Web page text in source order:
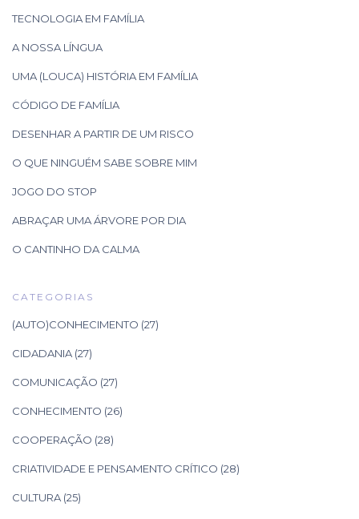
TECNOLOGIA EM FAMÍLIA
A NOSSA LÍNGUA
UMA (LOUCA) HISTÓRIA EM FAMÍLIA
CÓDIGO DE FAMÍLIA
DESENHAR A PARTIR DE UM RISCO
O QUE NINGUÉM SABE SOBRE MIM
JOGO DO STOP
ABRAÇAR UMA ÁRVORE POR DIA
O CANTINHO DA CALMA
CATEGORIAS
(AUTO)CONHECIMENTO (27)
CIDADANIA (27)
COMUNICAÇÃO (27)
CONHECIMENTO (26)
COOPERAÇÃO (28)
CRIATIVIDADE E PENSAMENTO CRÍTICO (28)
CULTURA (25)